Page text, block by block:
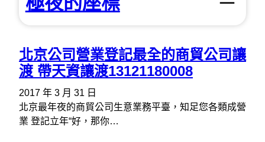
北京公司營業登記最全的商貿公司讓
渡 帶天資讓渡13121180008
2017 年 3 月 31 日
北京最年夜的商貿公司生意業務平臺，知足您各類成營
業 登記立年“好，那你…